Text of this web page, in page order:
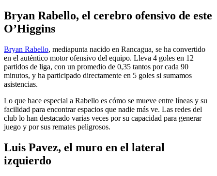
Bryan Rabello, el cerebro ofensivo de este
O’Higgins
Bryan Rabello, mediapunta nacido en Rancagua, se ha convertido
en el auténtico motor ofensivo del equipo. Lleva 4 goles en 12
partidos de liga, con un promedio de 0,35 tantos por cada 90
minutos, y ha participado directamente en 5 goles si sumamos
asistencias.
Lo que hace especial a Rabello es cómo se mueve entre líneas y su
facilidad para encontrar espacios que nadie más ve. Las redes del
club lo han destacado varias veces por su capacidad para generar
juego y por sus remates peligrosos.
Luis Pavez, el muro en el lateral
izquierdo